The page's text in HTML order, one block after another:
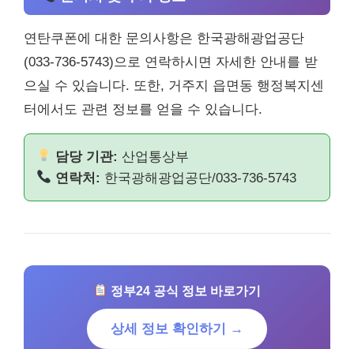
연탄쿠폰에 대한 문의사항은 한국광해광업공단
(033-736-5743)으로 연락하시면 자세한 안내를 받
으실 수 있습니다. 또한, 거주지 읍면동 행정복지센
터에서도 관련 정보를 얻을 수 있습니다.
담당 기관: 산업통상부
연락처: 한국광해광업공단/033-736-5743
정부24 공식 정보 바로가기
상세 정보 확인하기 →